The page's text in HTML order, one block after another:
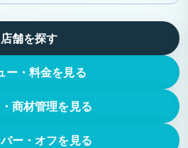
店舗を探す
ー・料金を見る
商材管理を見る
ー・オフを見る